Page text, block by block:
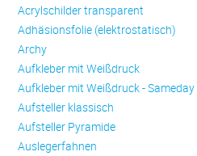
Acrylschilder transparent
Adhäsionsfolie (elektrostatisch)
Archy
Aufkleber mit Weißdruck
Aufkleber mit Weißdruck - Sameday
Aufsteller klassisch
Aufsteller Pyramide
Auslegerfahnen